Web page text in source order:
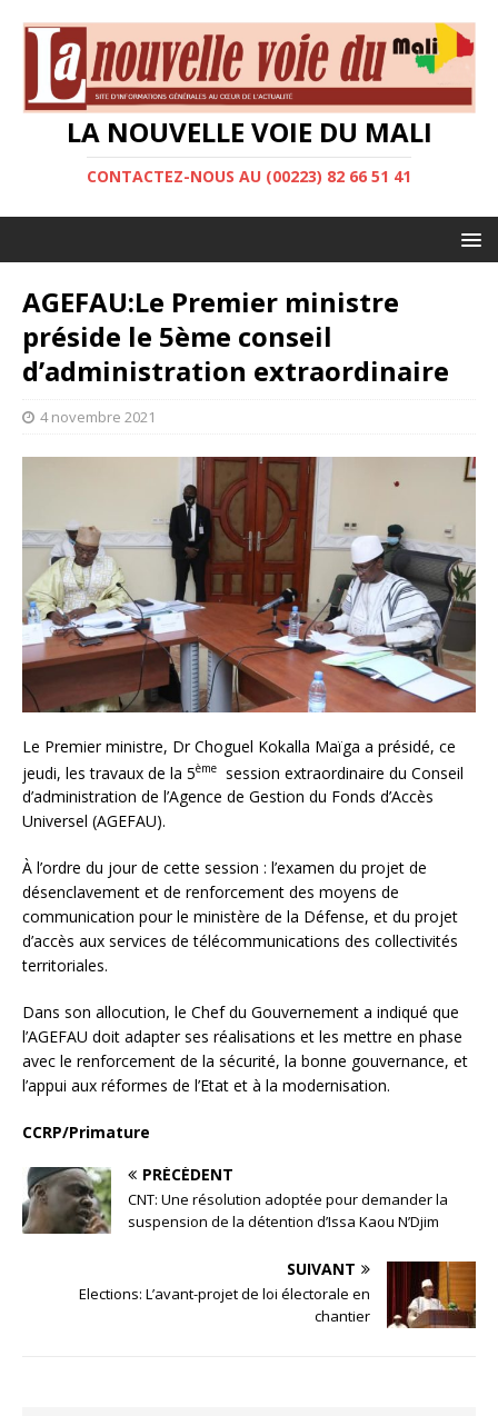
LA NOUVELLE VOIE DU MALI
CONTACTEZ-NOUS AU (00223) 82 66 51 41
AGEFAU:Le Premier ministre
préside le 5ème conseil
d’administration extraordinaire
4 novembre 2021
Le Premier ministre, Dr Choguel Kokalla Maïga a présidé, ce
jeudi, les travaux de la 5ème session extraordinaire du Conseil
d’administration de l’Agence de Gestion du Fonds d’Accès
Universel (AGEFAU).
À l’ordre du jour de cette session : l’examen du projet de
désenclavement et de renforcement des moyens de
communication pour le ministère de la Défense, et du projet
d’accès aux services de télécommunications des collectivités
territoriales.
Dans son allocution, le Chef du Gouvernement a indiqué que
l’AGEFAU doit adapter ses réalisations et les mettre en phase
avec le renforcement de la sécurité, la bonne gouvernance, et
l’appui aux réformes de l’Etat et à la modernisation.
CCRP/Primature
PRÉCÉDENT
CNT: Une résolution adoptée pour demander la
suspension de la détention d’Issa Kaou N’Djim
SUIVANT
Elections: L’avant-projet de loi électorale en
chantier